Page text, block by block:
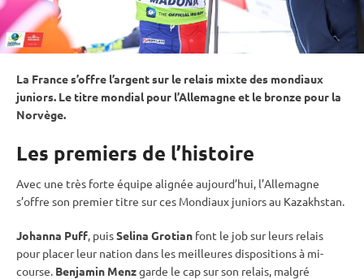
La France s’offre l’argent sur le relais mixtedes mondiaux
juniors. Le titre mondial pour l’Allemagne et le bronze pour la
Norvège.
Les premiers de l’histoire
Avec une très forte équipe alignée aujourd’hui, l’Allemagne
s’offre son premier titre sur ces Mondiaux juniors au Kazakhstan.
Johanna Puff, puisSelina Grotian font le job sur leurs relais
pour placer leur nation dans les meilleures dispositions à mi-
course. Benjamin Menzgarde le cap sur son relais, malgré